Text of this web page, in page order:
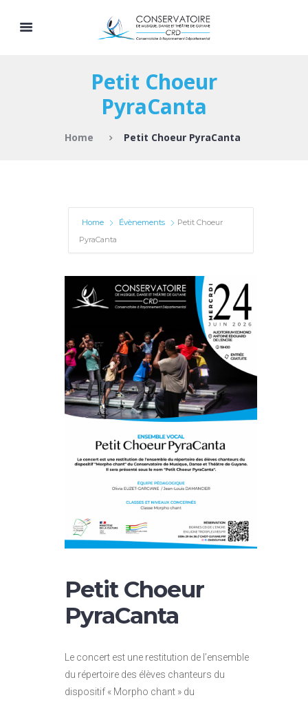
Petit Choeur
PyraCanta
Home Petit Choeur PyraCanta
Home Évènements
Petit Choeur
PyraCanta
Petit Choeur
PyraCanta
Le concert est une restitution de l’ensemble
du répertoire des élèves chanteurs du
dispositif « Morpho chant » du